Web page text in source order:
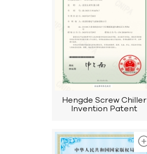
Hengde Screw Chiller
Invention Patent